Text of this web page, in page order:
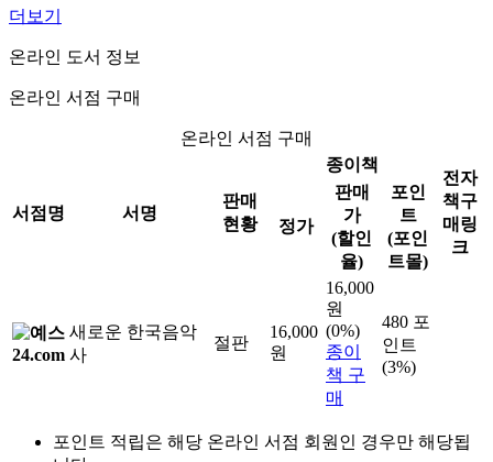
더보기
온라인 도서 정보
온라인 서점 구매
온라인 서점 구매
서점명 서명
판매
현황
종이책
전자
책구
매링
크
정가
판매
가
(할인
율)
포인
트
(포인
트몰)
새로운 한국음악
사
절판
16,000
원
16,000
원
(0%)
종이
책 구
매
480 포
인트
(3%)
포인트 적립은 해당 온라인 서점 회원인 경우만 해당됩